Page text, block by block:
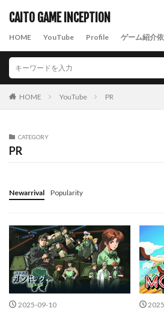
CAITO GAME INCEPTION
HOME YouTube Profile ゲーム紹介
HOME YouTube PR
CATEGORY
PR
Newarrival Popularity
2025-09-10